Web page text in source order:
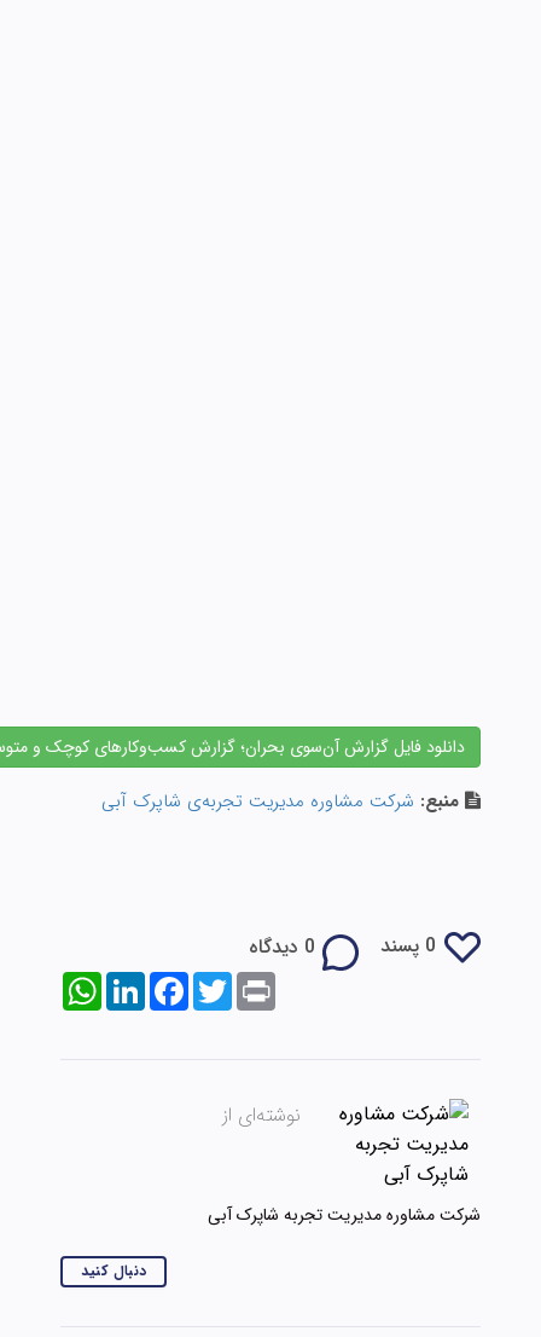
دانلود فایل گزارش آن‌سوی بحران؛ گزارش کسب‌‌وکارهای کوچک و متوسط
منبع: شرکت مشاوره مدیریت تجربه‌ی شاپرک آبی
0 پسند
0 دیدگاه
WhatsAppLinkedIn
FacebookTwitterPrint
نوشته‌ای از
شرکت مشاوره مدیریت تجربه شاپرک آبی
دنبال کنید